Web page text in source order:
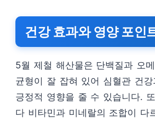
건강 효과와 영양 포인
5월 제철 해산물은 단백질과 오
균형이 잘 잡혀 있어 심혈관 건강
긍정적 영향을 줄 수 있습니다.
다 비타민과 미네랄의 조합이 다